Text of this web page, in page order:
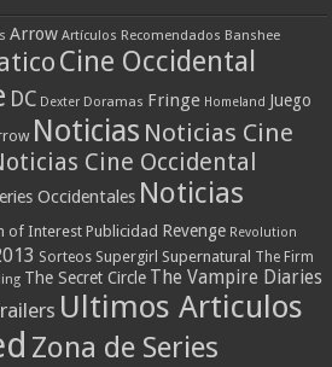
Arrow Artículos Recomendados Banshee
Cine Occidental
DC Dexter Doramas Fringe Homeland Juego
Noticias Noticias Cine
Cine Occidental
Occidentales Noticias
of Interest Publicidad Revenge Revolution
Sorteos Supergirl Supernatural The Firm
The Secret Circle The Vampire Diaries
Ultimos Articulos
Zona de Series